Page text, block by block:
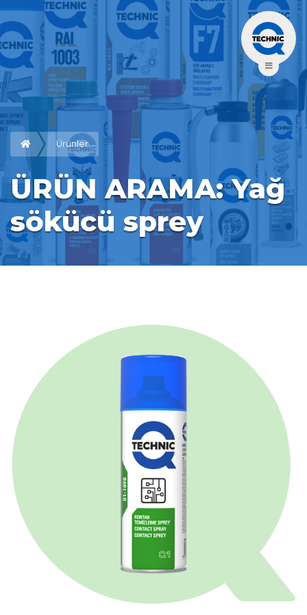
Ürünler
ÜRÜN ARAMA: Yağ
sökücü sprey